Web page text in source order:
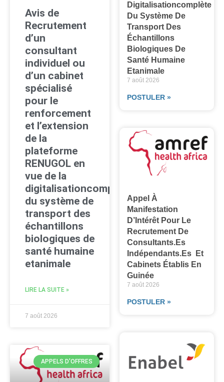
Avis de
Recrutement
d’un
consultant
individuel ou
d’un cabinet
spécialisé
pour le
renforcement
et l’extension
de la
plateforme
RENUGOL en
vue de la
digitalisationcomplète
du système de
transport des
échantillons
biologiques de
santé humaine
etanimale
LIRE LA SUITE »
7 août 2026
APPELS D'OFFRES
Digitalisationcomplète
Du Système De
Transport Des
Échantillons
Biologiques De
Santé Humaine
Etanimale
7 août 2026
POSTULER »
Appel À
Manifestation
D’Intérêt Pour Le
Recrutement De
Consultants.es
Indépendants.es Et
Cabinets Établis En
Guinée
7 août 2026
POSTULER »